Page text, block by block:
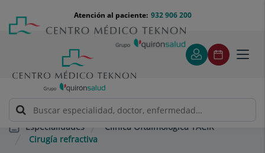
contenido
Menú
teléfono
cabecera
932 906 200
Atención al paciente:
Especialidades
Clínica Oftalmológica TACIR
Cirugía refractiva